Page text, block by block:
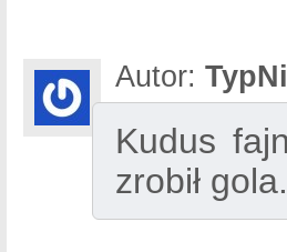
Autor:
Kudus
zrobił